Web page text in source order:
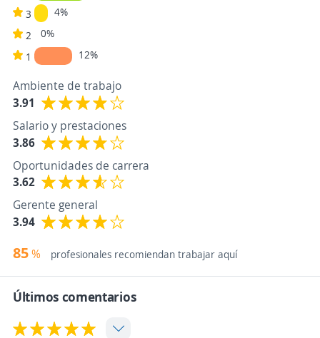
3
4%
2
0%
1
12%
Ambiente de trabajo
3.91
Salario y prestaciones
3.86
Oportunidades de carrera
3.62
Gerente general
3.94
85% profesionales recomiendan trabajar aquí
Últimos comentarios